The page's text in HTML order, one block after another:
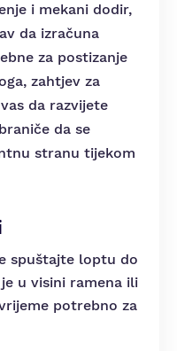
i mekani dodir,
da izračuna
za postizanje
zahtjev za
da razvijete
da se
stranu tijekom
spuštajte loptu do
u visini ramena ili
potrebno za